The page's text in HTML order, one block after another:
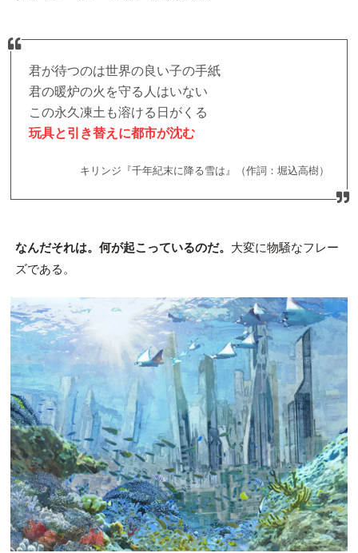
君が待つのは世界の良い子の手紙
君の暖炉の火を守る人はいない
この永久凍土も溶ける日がくる
玩具と引き替えに都市が沈む
キリンジ『千年紀末に降る雪は』（作詞：堀込高樹）
なんだそれは。何が起こっているのだ。 大変に物騒なフレー
ズである。